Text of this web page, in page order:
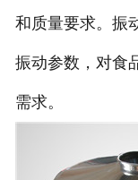
和质量要求。振
振动参数，对食
需求。